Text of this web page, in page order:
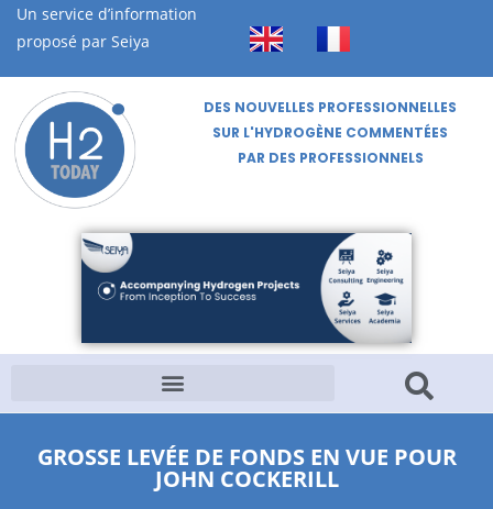
Un service d’information
proposé par Seiya
DES NOUVELLES PROFESSIONNELLES
SUR L'HYDROGÈNE COMMENTÉES
PAR DES PROFESSIONNELS
GROSSE LEVÉE DE FONDS EN VUE POUR
JOHN COCKERILL